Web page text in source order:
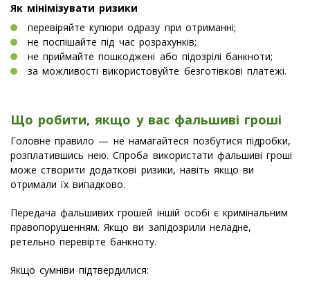
Як мінімізувати ризики
перевіряйте купюри одразу при отриманні;
не поспішайте під час розрахунків;
не приймайте пошкоджені або підозрілі банкноти;
за можливості використовуйте безготівкові платежі.
Що робити, якщо у вас фальшиві гроші
Головне правило — не намагайтеся позбутися підробки,
розплатившись нею. Спроба використати фальшиві гроші
може створити додаткові ризики, навіть якщо ви
отримали їх випадково.
Передача фальшивих грошей іншій особі є кримінальним
правопорушенням. Якщо ви запідозрили неладне,
ретельно перевірте банкноту.
Якщо сумніви підтвердилися: